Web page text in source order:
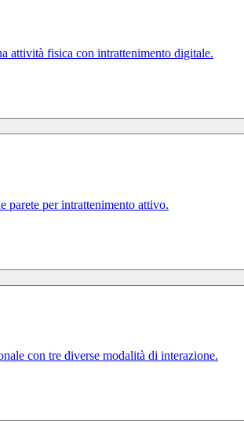
attività fisica con intrattenimento digitale.
parete per intrattenimento attivo.
con tre diverse modalità di interazione.